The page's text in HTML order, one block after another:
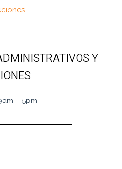
Y
– 5pm